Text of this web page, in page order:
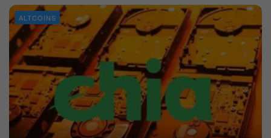
ALTCOINS